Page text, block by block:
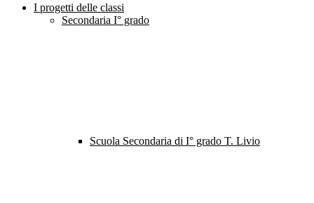
I progetti delle classi
Secondaria I° grado
Scuola Secondaria di I° grado T. Livio